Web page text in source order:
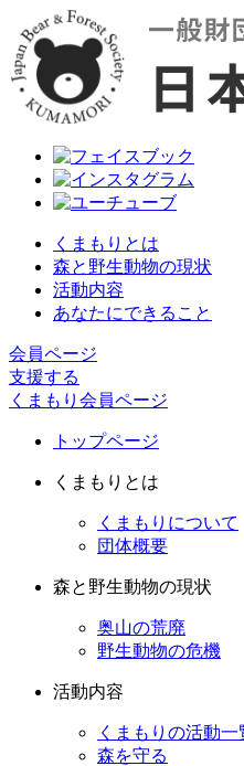
くまもりとは
森と野生動物の現状
活動内容
あなたにできること
会員ページ
支援する
くまもり会員ページ
トップページ
くまもりとは
くまもりについて
団体概要
森と野生動物の現状
奥山の荒廃
野生動物の危機
活動内容
くまもりの活動一
森を守る